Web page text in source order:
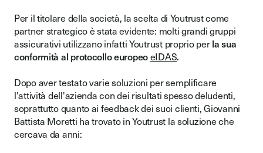
Per il titolare della società, la scelta di Youtrust come
partner strategico è stata evidente: molti grandi gruppi
assicurativi utilizzano infatti Youtrust proprio perla sua
conformità al protocollo europeoeIDAS.
Dopo aver testato varie soluzioni per semplificare
l'attività dell'azienda con dei risultati spesso deludenti,
soprattutto quanto ai feedback dei suoi clienti, Giovanni
Battista Moretti ha trovato in Youtrust la soluzione che
cercava da anni: